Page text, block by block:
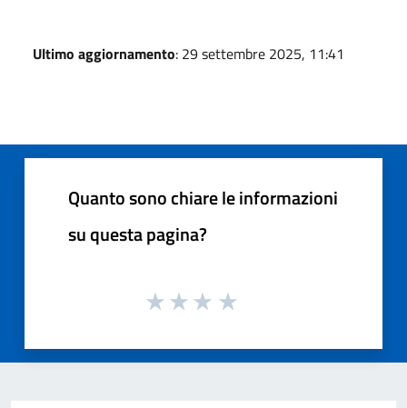
Ultimo aggiornamento: 29 settembre 2025, 11:41
Quanto sono chiare le informazioni
su questa pagina?